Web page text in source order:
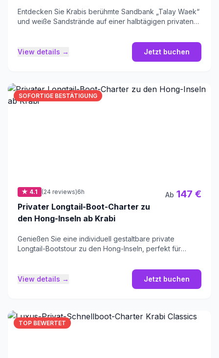
Entdecken Sie Krabis berühmte Sandbank „Talay Waek“
und weiße Sandstrände auf einer halbtägigen privaten
View details → Jetzt buchen
SOFORTIGE BESTÄTIGUNG
★ 4.1 (24 reviews)6h
Privater Longtail-Boot-Charter zu
den Hong-Inseln ab Krabi
Ab 147 €
Genießen Sie eine individuell gestaltbare private
Longtail-Bootstour zu den Hong-Inseln, perfekt für
View details → Jetzt buchen
TOP BEWERTET